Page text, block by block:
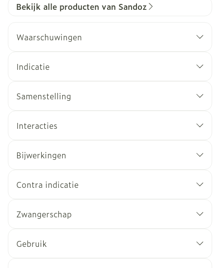
Bekijk alle producten van Sandoz
Waarschuwingen
Indicatie
Samenstelling
Interacties
Bijwerkingen
Contra indicatie
Zwangerschap
Gebruik